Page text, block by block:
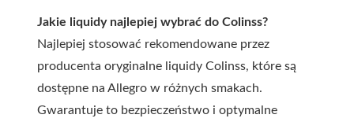
Jakie liquidy najlepiej wybrać do Colinss?
Najlepiej stosować rekomendowane przez
producenta oryginalne liquidy Colinss, które są
dostępne na Allegro w różnych smakach.
Gwarantuje to bezpieczeństwo i optymalne